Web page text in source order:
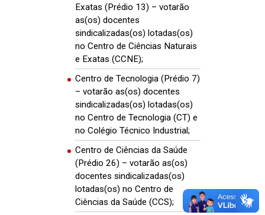
Exatas (Prédio 13) – votarão
as(os) docentes
sindicalizadas(os) lotadas(os)
no Centro de Ciências Naturais
e Exatas (CCNE);
Centro de Tecnologia (Prédio 7)
– votarão as(os) docentes
sindicalizadas(os) lotadas(os)
no Centro de Tecnologia (CT) e
no Colégio Técnico Industrial;
Centro de Ciências da Saúde
(Prédio 26) – votarão as(os)
docentes sindicalizadas(os)
lotadas(os) no Centro de
Ciências da Saúde (CCS);